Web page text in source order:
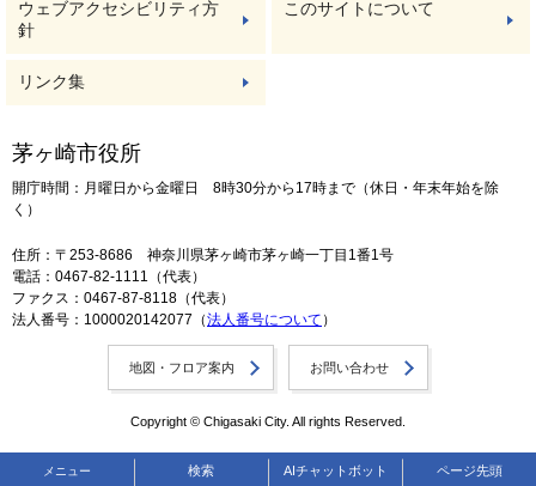
メニュー 検索 AIチャットボット ページ先頭
ウェブアクセシビリティ方
針
このサイトについて
リンク集
茅ヶ崎市役所
開庁時間：月曜日から金曜日 8時30分から17時まで（休日・年末年始を除
く）
住所：〒253-8686 神奈川県茅ヶ崎市茅ヶ崎一丁目1番1号
電話：0467-82-1111（代表）
ファクス：0467-87-8118（代表）
法人番号：1000020142077（法人番号について ）
地図・フロア案内 お問い合わせ
Copyright © Chigasaki City. All rights Reserved.